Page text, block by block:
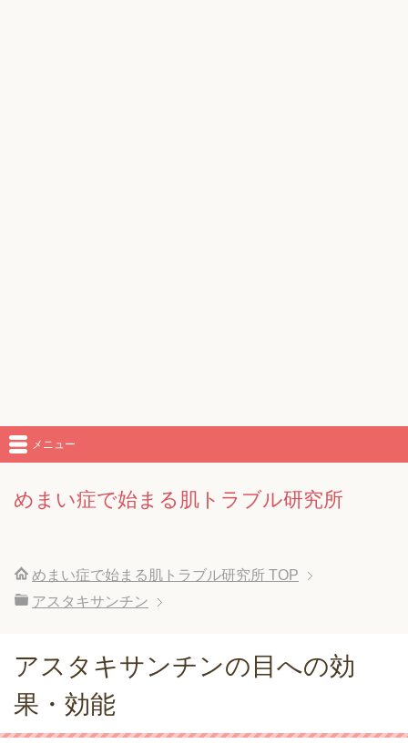
めまい症で始まる肌トラブル研究所
メニュー
めまい症で始まる肌トラブル研究所 TOP
アスタキサンチン
アスタキサンチンの目への効
果・効能